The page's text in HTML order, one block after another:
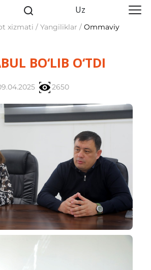
Uz
xizmati / Yangiliklar / Ommaviy
BO‘LIB O‘TDI
2650